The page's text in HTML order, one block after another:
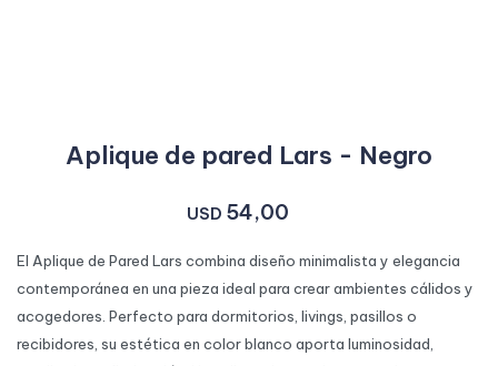
Aplique de pared Lars - Negro
USD 54,00
El Aplique de Pared Lars combina diseño minimalista y elegancia
contemporánea en una pieza ideal para crear ambientes cálidos y
acogedores. Perfecto para dormitorios, livings, pasillos o
recibidores, su estética en color blanco aporta luminosidad,